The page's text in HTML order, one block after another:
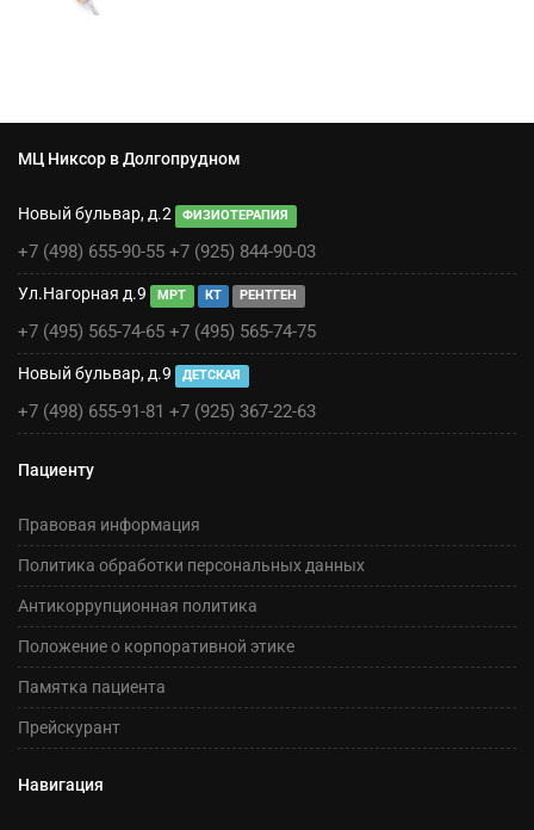
МЦ Никсор в Долгопрудном
Новый бульвар, д.2 ФИЗИОТЕРАПИЯ
+7 (498) 655-90-55 +7 (925) 844-90-03
Ул.Нагорная д.9 МРТ КТ РЕНТГЕН
+7 (495) 565-74-65 +7 (495) 565-74-75
Новый бульвар, д.9 ДЕТСКАЯ
+7 (498) 655-91-81 +7 (925) 367-22-63
Пациенту
Правовая информация
Политика обработки персональных данных
Антикоррупционная политика
Положение о корпоративной этике
Памятка пациента
Прейскурант
Навигация